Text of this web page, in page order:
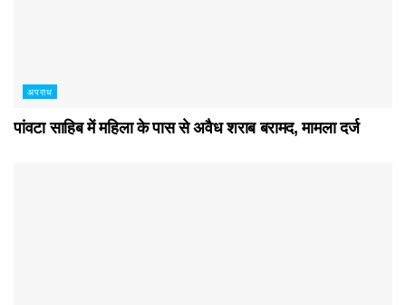
अपराध
पांवटा साहिब में महिला के पास से अवैध शराब बरामद, मामला दर्ज